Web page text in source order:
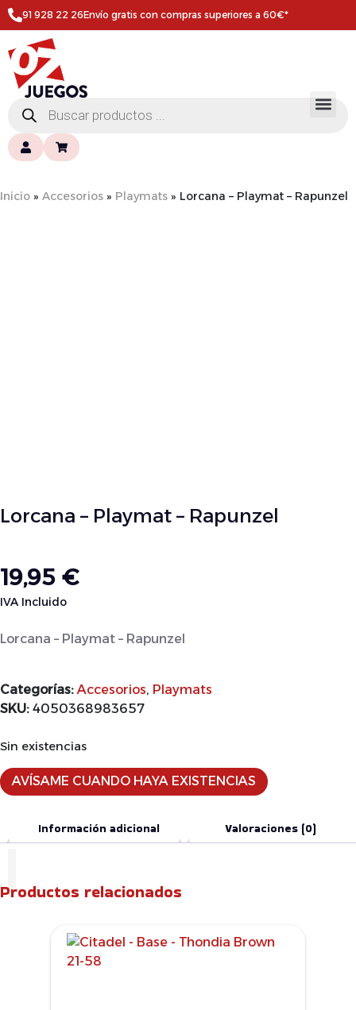
91 928 22 26Envío gratis con compras superiores a 60€*
Inicio » Accesorios » Playmats » Lorcana – Playmat – Rapunzel
Lorcana – Playmat – Rapunzel
19,95 €
IVA Incluido
Lorcana – Playmat – Rapunzel
Categorías: Accesorios, Playmats
SKU: 4050368983657
Sin existencias
AVÍSAME CUANDO HAYA EXISTENCIAS
Información adicional Valoraciones (0)
Productos relacionados